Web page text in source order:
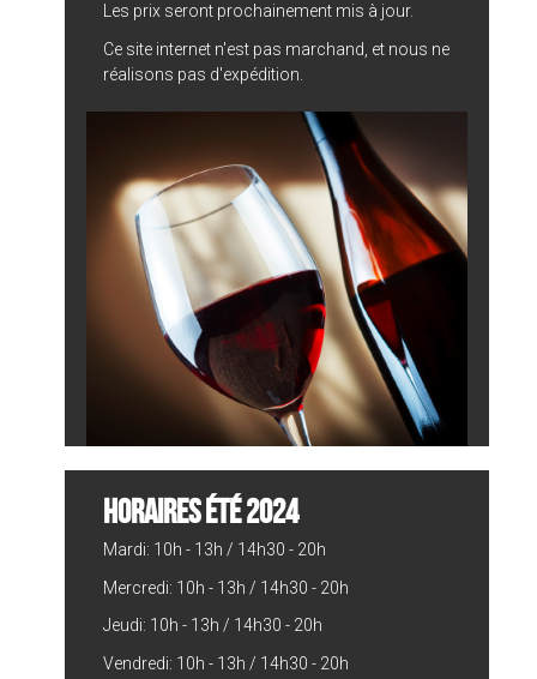
Les prix seront prochainement mis à jour.
Ce site internet n'est pas marchand, et nous ne
réalisons pas d'expédition.
HORAIRES ÉTÉ 2024
Mardi: 10h - 13h / 14h30 - 20h
Mercredi: 10h - 13h / 14h30 - 20h
Jeudi: 10h - 13h / 14h30 - 20h
Vendredi: 10h - 13h / 14h30 - 20h